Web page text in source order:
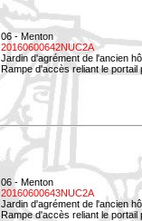
06 - Menton
20160600642NUC2A
Jardin d'agrément de l'ancien
Rampe d'accès reliant le portail
06 - Menton
20160600643NUC2A
Jardin d'agrément de l'ancien
Rampe d'accès reliant le